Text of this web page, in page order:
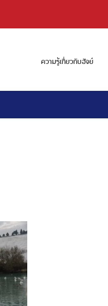
ความรู้เกี่ยวกับฮัจย์